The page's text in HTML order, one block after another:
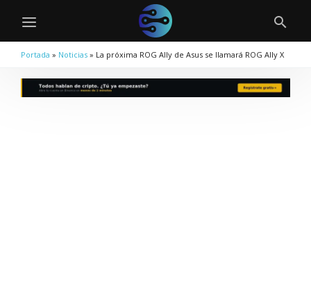
Portada » Noticias » La próxima ROG Ally de Asus se llamará ROG Ally X